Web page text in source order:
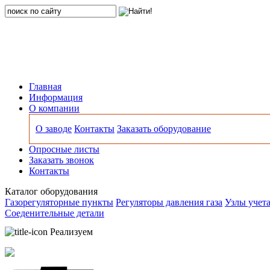
Главная
Информация
О компании
О заводе Контакты Заказать оборудование
Опросные листы
Заказать звонок
Контакты
Каталог оборудования
Газорегуляторные пункты Регуляторы давления газа Узлы
Соеденительные детали
Реализуем